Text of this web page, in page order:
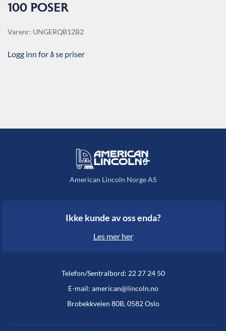
100 POSER
Varenr: UNGERQB12B2
Logg inn for å se priser
American Lincoln Norge AS
Ikke kunde av oss enda?
Les mer her
Telefon/Sentralbord: 22 27 24 50
E-mail: american@lincoln.no
Brobekkveien 80B, 0582 Oslo